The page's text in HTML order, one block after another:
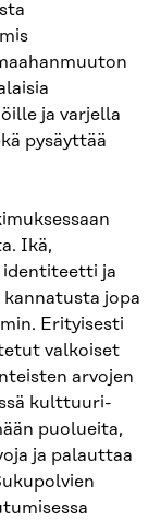
ja varjella
pysäyttää
Ikä,
identiteetti ja
jopa
Erityisesti
valkoiset
arvojen
kulttuuri-
puolueita,
ja palauttaa